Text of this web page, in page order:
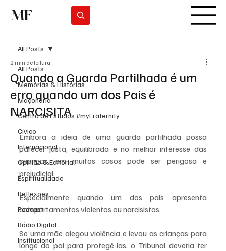
MF
All Posts
Memórias & Histórias
Maçonaria
Centro de Estudos #myFraternity
Cívico
Internacional
Opinião & Editorial
Espiritualidade
Reflexões
Podcast
Rádio Digital
Institucional
All Posts
Quando a Guarda Partilhada é um
erro quando um dos Pais é
NARCISITA
2 min de leitura
Embora a ideia de uma guarda partilhada possa
parecer justa, equilibrada e no melhor interesse das
crianças, em muitos casos pode ser perigosa e
prejudicial.
Especialmente quando um dos pais apresenta
comportamentos violentos ou narcisistas.
Se uma mãe alegou violência e levou as crianças para
longe do pai para protegê-las, o Tribunal deveria ter